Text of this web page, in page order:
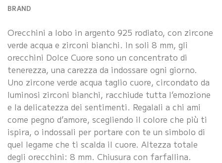
BRAND
Orecchini a lobo in argento 925 rodiato, con zircone
verde acqua e zirconi bianchi. In soli 8 mm, gli
orecchini Dolce Cuore sono un concentrato di
tenerezza, una carezza da indossare ogni giorno.
Uno zircone verde acqua taglio cuore, circondato da
luminosi zirconi bianchi, racchiude tutta l’emozione
e la delicatezza dei sentimenti. Regalali a chi ami
come pegno d’amore, scegliendo il colore che più ti
ispira, o indossali per portare con te un simbolo di
quel legame che ti scalda il cuore. Altezza totale
degli orecchini: 8 mm. Chiusura con farfallina.